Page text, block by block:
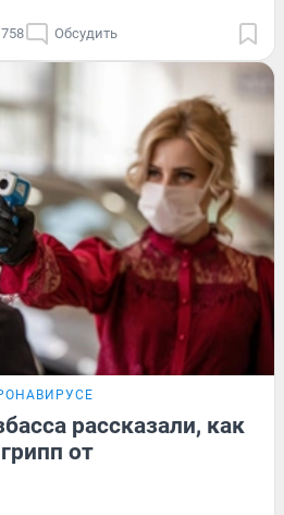
Обсудить
рассказали, как
от